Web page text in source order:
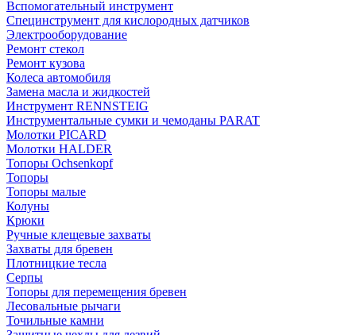
Вспомогательный инструмент
Специнструмент для кислородных датчиков
Электрооборудование
Ремонт стекол
Ремонт кузова
Колеса автомобиля
Замена масла и жидкостей
Инструмент RENNSTEIG
Инструментальные сумки и чемоданы PARAT
Молотки PICARD
Молотки HALDER
Топоры Ochsenkopf
Топоры
Топоры малые
Колуны
Крюки
Ручные клещевые захваты
Захваты для бревен
Плотницкие тесла
Серпы
Топоры для перемещения бревен
Лесовальные рычаги
Точильные камни